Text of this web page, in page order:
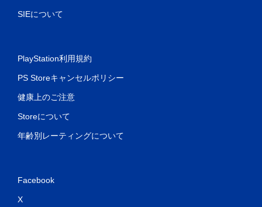
SIEについて
PlayStation利用規約
PS Storeキャンセルポリシー
健康上のご注意
Storeについて
年齢別レーティングについて
Facebook
X